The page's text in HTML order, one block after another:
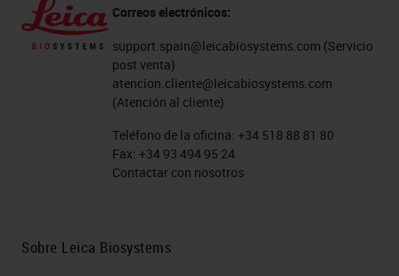
Correos electrónicos:
support.spain@leicabiosystems.com (Servicio
post venta)
atencion.cliente@leicabiosystems.com
(Atención al cliente)
Teléfono de la oficina: +34 518 88 81 80
Fax: +34 93 494 95 24
Contactar con nosotros
Sobre Leica Biosystems